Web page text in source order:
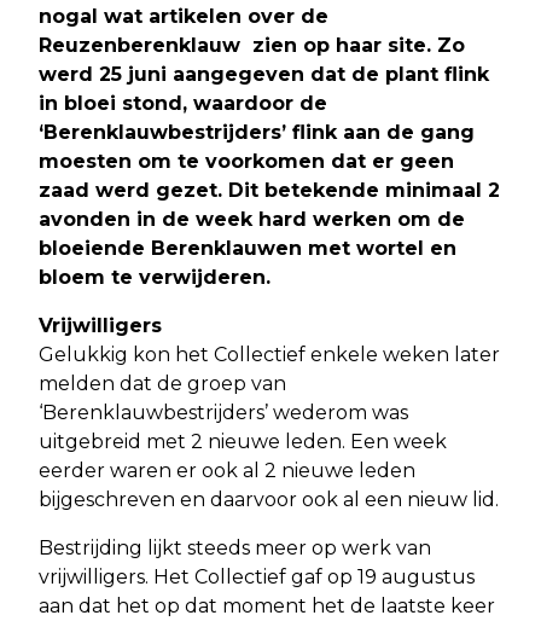
nogal wat artikelen over de
Reuzenberenklauw zien op haar site. Zo
werd 25 juni aangegeven dat de plant flink
in bloei stond, waardoor de
‘Berenklauwbestrijders’ flink aan de gang
moesten om te voorkomen dat er geen
zaad werd gezet. Dit betekende minimaal 2
avonden in de week hard werken om de
bloeiende Berenklauwen met wortel en
bloem te verwijderen.
Vrijwilligers
Gelukkig kon het Collectief enkele weken later
melden dat de groep van
‘Berenklauwbestrijders’ wederom was
uitgebreid met 2 nieuwe leden. Een week
eerder waren er ook al 2 nieuwe leden
bijgeschreven en daarvoor ook al een nieuw lid.
Bestrijding lijkt steeds meer op werk van
vrijwilligers. Het Collectief gaf op 19 augustus
aan dat het op dat moment het de laatste keer